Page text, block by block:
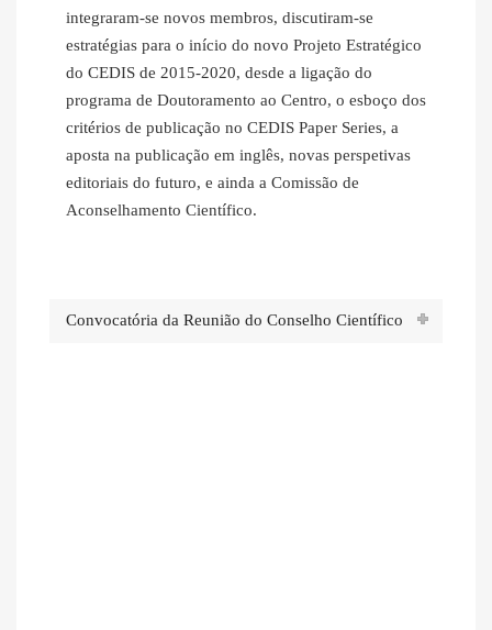
integraram-se novos membros, discutiram-se
estratégias para o início do novo Projeto Estratégico
do CEDIS de 2015-2020, desde a ligação do
programa de Doutoramento ao Centro, o esboço dos
critérios de publicação no CEDIS Paper Series, a
aposta na publicação em inglês, novas perspetivas
editoriais do futuro, e ainda a Comissão de
Aconselhamento Científico.
Convocatória da Reunião do Conselho Científico